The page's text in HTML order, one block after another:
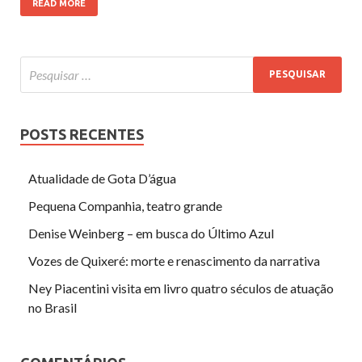
READ MORE
POSTS RECENTES
Atualidade de Gota D’água
Pequena Companhia, teatro grande
Denise Weinberg – em busca do Último Azul
Vozes de Quixeré: morte e renascimento da narrativa
Ney Piacentini visita em livro quatro séculos de atuação
no Brasil